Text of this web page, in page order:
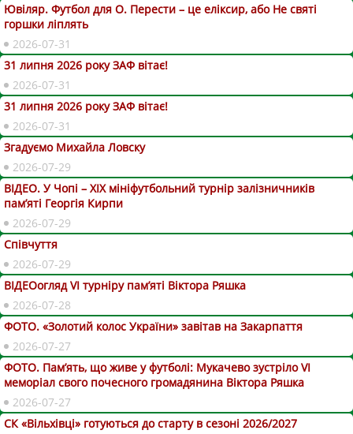
Ювіляр. Футбол для О. Перести – це еліксир, або Не святі
горшки ліплять
2026-07-31
31 липня 2026 року ЗАФ вітає!
2026-07-31
31 липня 2026 року ЗАФ вітає!
2026-07-31
Згадуємо Михайла Ловску
2026-07-29
ВІДЕО. У Чопі – ХІХ мініфутбольний турнір залізничників
пам’яті Георгія Кирпи
2026-07-29
Співчуття
2026-07-29
ВІДЕОогляд VІ турніру пам’яті Віктора Ряшка
2026-07-28
ФОТО. «Золотий колос України» завітав на Закарпаття
2026-07-27
ФОТО. Пам’ять, що живе у футболі: Мукачево зустріло VI
меморіал свого почесного громадянина Віктора Ряшка
2026-07-27
СК «Вільхівці» готуються до старту в сезоні 2026/2027